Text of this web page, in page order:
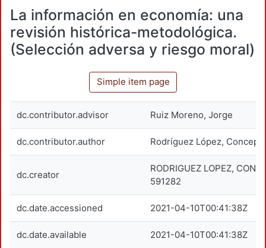
La información en economía: una
revisión histórica-metodológica.
(Selección adversa y riesgo moral)
Simple item page
dc.contributor.advisor Ruiz Moreno, Jorge
dc.contributor.author Rodríguez López,
dc.creator
RODRIGUEZ LOPEZ,
591282
dc.date.accessioned 2021-04-10T00:41:38Z
dc.date.available 2021-04-10T00:41:38Z